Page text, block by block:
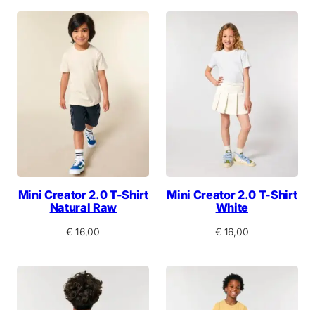
Mini Creator 2.0 T-Shirt
Natural Raw
€ 16,00
Mini Creator 2.0 T-Shirt
White
€16,00